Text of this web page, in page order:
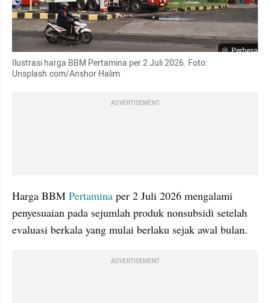
Perbesar
Ilustrasi harga BBM Pertamina per 2 Juli 2026. Foto:
Unsplash.com/Anshor Halim
ADVERTISEMENT
Harga BBM Pertamina per 2 Juli 2026 mengalami
penyesuaian pada sejumlah produk nonsubsidi setelah
evaluasi berkala yang mulai berlaku sejak awal bulan.
ADVERTISEMENT